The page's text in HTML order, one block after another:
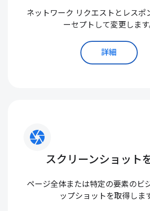
ネットワーク リクエストとレスポ
ーセプトして変更します
詳細
camera
スクリーンショット
ページ全体または特定の要素のビ
ップショットを取得します